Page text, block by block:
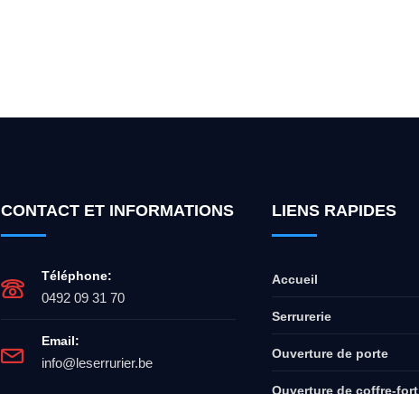
CONTACT ET INFORMATIONS
Téléphone:
0492 09 31 70
Email:
info@leserrurier.be
LIENS RAPIDES
Accueil
Serrurerie
Ouverture de porte
Ouverture de coffre-fort